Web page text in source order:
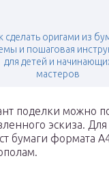
сделать оригами из
и пошаговая
для детей и
мастеров
поделки можно
эскиза.
бумаги формата